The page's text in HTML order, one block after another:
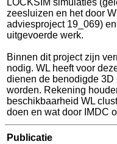
zeesluizen en het door
adviesproject 19_069)
uitgevoerde werk.
Binnen dit project zijn
nodig. WL heeft voor
dienen de benodigde
worden. Rekening
beschikbaarheid WL
doen en wat door IMDC
Publicatie